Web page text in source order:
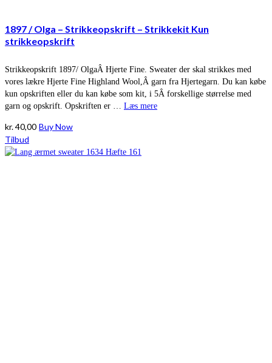
1897 / Olga – Strikkeopskrift – Strikkekit Kun
strikkeopskrift
Strikkeopskrift 1897/ OlgaÂ Hjerte Fine. Sweater der skal strikkes med
vores lækre Hjerte Fine Highland Wool,Â garn fra Hjertegarn. Du kan købe
kun opskriften eller du kan købe som kit, i 5Â forskellige størrelse med
garn og opskrift. Opskriften er … Læs mere
kr.40,00 Buy Now
Tilbud